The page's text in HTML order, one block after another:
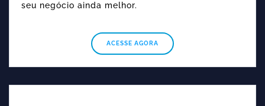
seu negócio ainda melhor.
ACESSE AGORA